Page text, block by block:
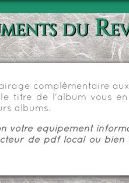
du
complémentaire
titre de l'album vous
albums.
votre équipement
de pdf local ou bien